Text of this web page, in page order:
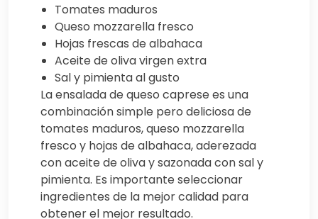
Tomates maduros
Queso mozzarella fresco
Hojas frescas de albahaca
Aceite de oliva virgen extra
Sal y pimienta al gusto
La ensalada de queso caprese es una
combinación simple pero deliciosa de
tomates maduros, queso mozzarella
fresco y hojas de albahaca, aderezada
con aceite de oliva y sazonada con sal y
pimienta. Es importante seleccionar
ingredientes de la mejor calidad para
obtener el mejor resultado.